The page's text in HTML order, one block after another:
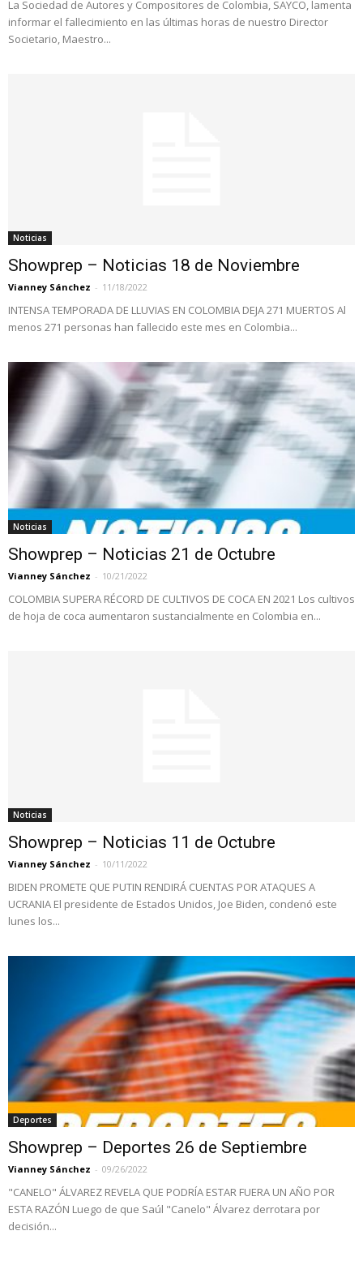
La Sociedad de Autores y Compositores de Colombia, SAYCO, lamenta
informar el fallecimiento en las últimas horas de nuestro Director
Societario, Maestro...
Noticias
Showprep – Noticias 18 de Noviembre
Vianney Sánchez - 11/18/2022
INTENSA TEMPORADA DE LLUVIAS EN COLOMBIA DEJA 271 MUERTOS Al
menos 271 personas han fallecido este mes en Colombia...
Noticias
Showprep – Noticias 21 de Octubre
Vianney Sánchez - 10/21/2022
COLOMBIA SUPERA RÉCORD DE CULTIVOS DE COCA EN 2021 Los cultivos
de hoja de coca aumentaron sustancialmente en Colombia en...
Noticias
Showprep – Noticias 11 de Octubre
Vianney Sánchez - 10/11/2022
BIDEN PROMETE QUE PUTIN RENDIRÁ CUENTAS POR ATAQUES A
UCRANIA El presidente de Estados Unidos, Joe Biden, condenó este
lunes los...
Deportes
Showprep – Deportes 26 de Septiembre
Vianney Sánchez - 09/26/2022
"CANELO" ÁLVAREZ REVELA QUE PODRÍA ESTAR FUERA UN AÑO POR
ESTA RAZÓN Luego de que Saúl "Canelo" Álvarez derrotara por
decisión...